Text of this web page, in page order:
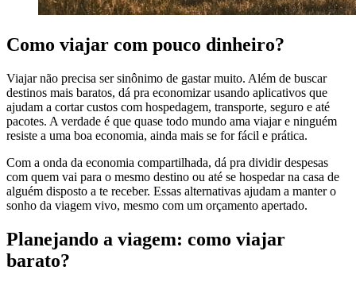
Como viajar com pouco dinheiro?
Viajar não precisa ser sinônimo de gastar muito. Além de buscar
destinos mais baratos, dá pra economizar usando aplicativos que
ajudam a cortar custos com hospedagem, transporte, seguro e até
pacotes. A verdade é que quase todo mundo ama viajar e ninguém
resiste a uma boa economia, ainda mais se for fácil e prática.
Com a onda da economia compartilhada, dá pra dividir despesas
com quem vai para o mesmo destino ou até se hospedar na casa de
alguém disposto a te receber. Essas alternativas ajudam a manter o
sonho da viagem vivo, mesmo com um orçamento apertado.
Planejando a viagem: como viajar
barato?